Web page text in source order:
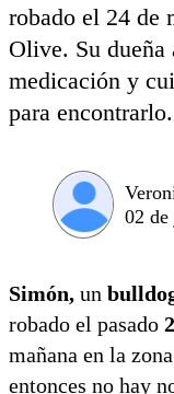
robado el 24 de
Olive. Su dueña
medicación y
para encontrarlo.
02
Simón, un
robado el pasado
mañana en la
entonces no hay